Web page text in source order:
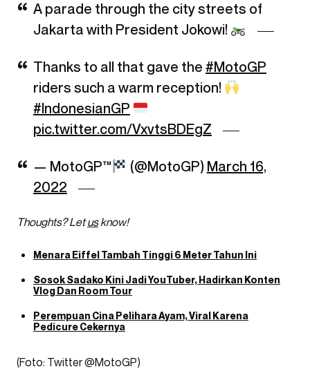
A parade through the city streets of
Jakarta with President Jokowi!
Thanks to all that gave the #MotoGP
riders such a warm reception!
#IndonesianGP
pic.twitter.com/VxvtsBDEgZ
— MotoGP™ (@MotoGP) March 16,
2022
Thoughts? Letusknow!
Menara Eiffel Tambah Tinggi 6 Meter Tahun Ini
Sosok Sadako Kini Jadi YouTuber, Hadirkan Konten
Vlog Dan Room Tour
Perempuan Cina Pelihara Ayam, Viral Karena
Pedicure Cekernya
(Foto: Twitter @MotoGP)